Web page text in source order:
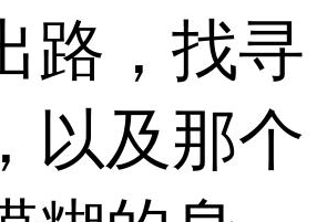
路，找寻
以及那个